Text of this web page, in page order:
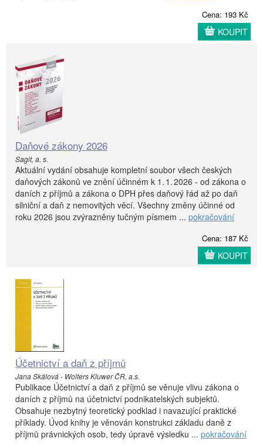
Cena: 193 Kč
KOUPIT
Daňové zákony 2026
Sagit, a. s.
Aktuální vydání obsahuje kompletní soubor všech českých
daňových zákonů ve znění účinném k 1. 1. 2026 - od zákona o
daních z příjmů a zákona o DPH přes daňový řád až po daň
silniční a daň z nemovitých věcí. Všechny změny účinné od
roku 2026 jsou zvýrazněny tučným písmem ... pokračování
Cena: 187 Kč
KOUPIT
Účetnictví a daň z příjmů
Jana Skálová - Wolters Kluwer ČR, a.s.
Publikace Účetnictví a daň z příjmů se věnuje vlivu zákona o
daních z příjmů na účetnictví podnikatelských subjektů.
Obsahuje nezbytný teoretický podklad i navazující praktické
příklady. Úvod knihy je věnován konstrukci základu daně z
příjmů právnických osob, tedy úpravě výsledku ... pokračování